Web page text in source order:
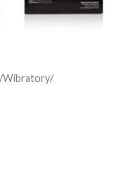
Wibratory